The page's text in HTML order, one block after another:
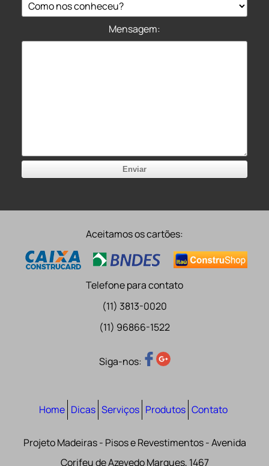
Mensagem:
Aceitamos os cartões:
Telefone para contato
(11) 3813-0020
(11) 96866-1522
Siga-nos:
Home Dicas Serviços Produtos Contato
Projeto Madeiras - Pisos e Revestimentos - Avenida
Corifeu de Azevedo Marques, 1467